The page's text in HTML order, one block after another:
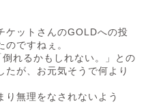
ケットさんのGOLDへの投
ですねぇ。
れるかもしれない。」との
たが、お元気そうで何より
り無理をなされないよう